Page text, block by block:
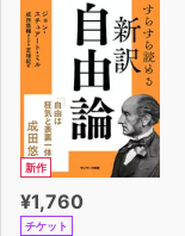
新作
¥1,760
チケット